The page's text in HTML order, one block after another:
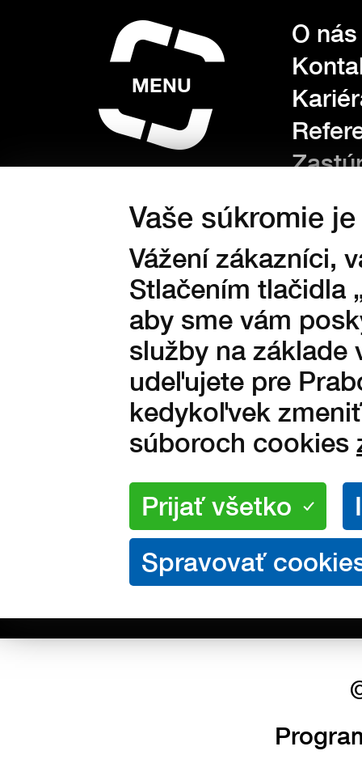
Vaše súkromie
Vážení zákazníci,
Stlačením tlačidla
aby sme vám
služby na základe
udeľujete pre
kedykoľvek
súboroch cookies
MENU
O nás
O NÁKUPE
KONTAKT